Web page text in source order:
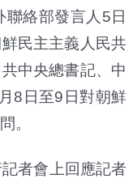
絡部發言人5日
民主主義人民共
中央總書記、中
8日至9日對朝鮮
。
者會上回應記者